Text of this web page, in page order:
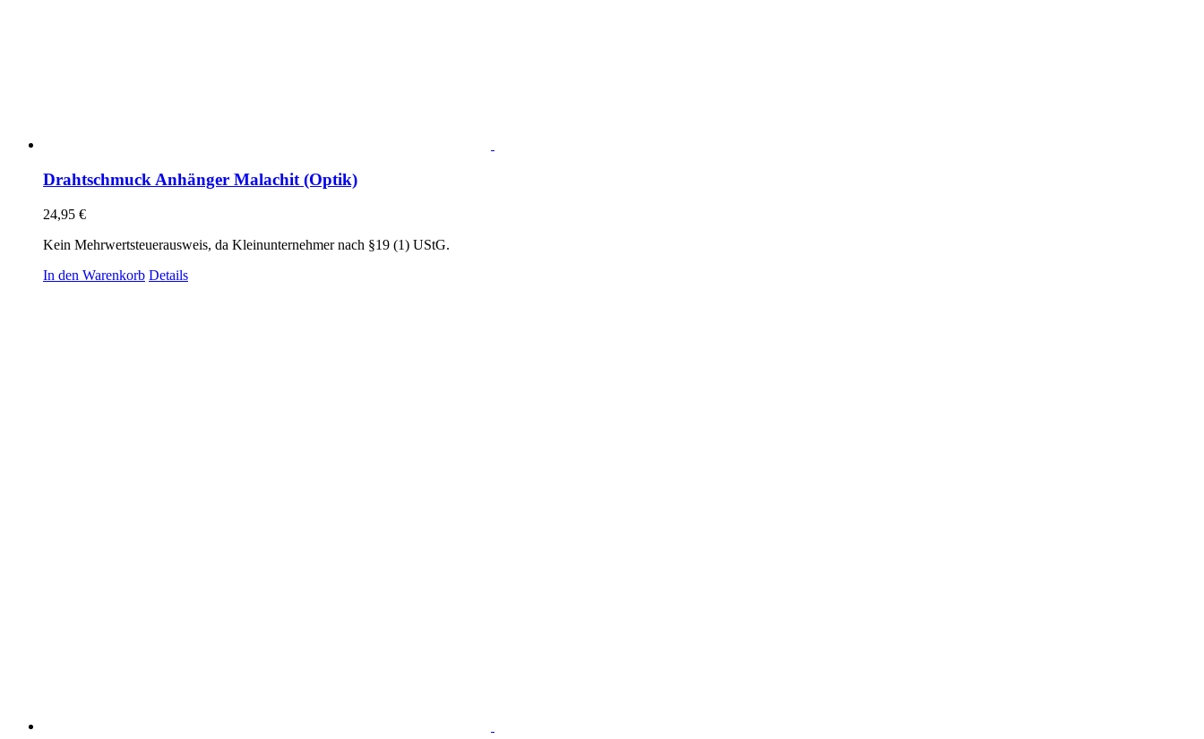
Drahtschmuck Anhänger Malachit (Optik)
24,95 €
Kein Mehrwertsteuerausweis, da Kleinunternehmer nach §19 (1) UStG.
In den Warenkorb Details